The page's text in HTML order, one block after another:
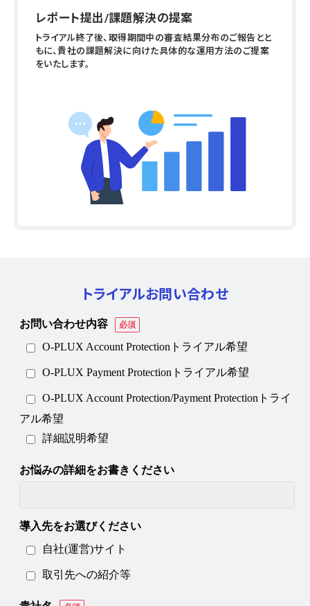
レポート提出/課題解決の提案
トライアル終了後、取得期間中の審査結果分布のご報告とと
もに、貴社の課題解決に向けた具体的な運用方法のご提案
をいたします。
トライアルお問い合わせ